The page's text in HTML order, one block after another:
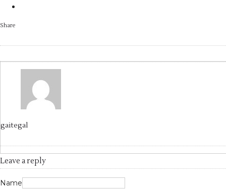
Share
gaitegal
Leave a reply
Name